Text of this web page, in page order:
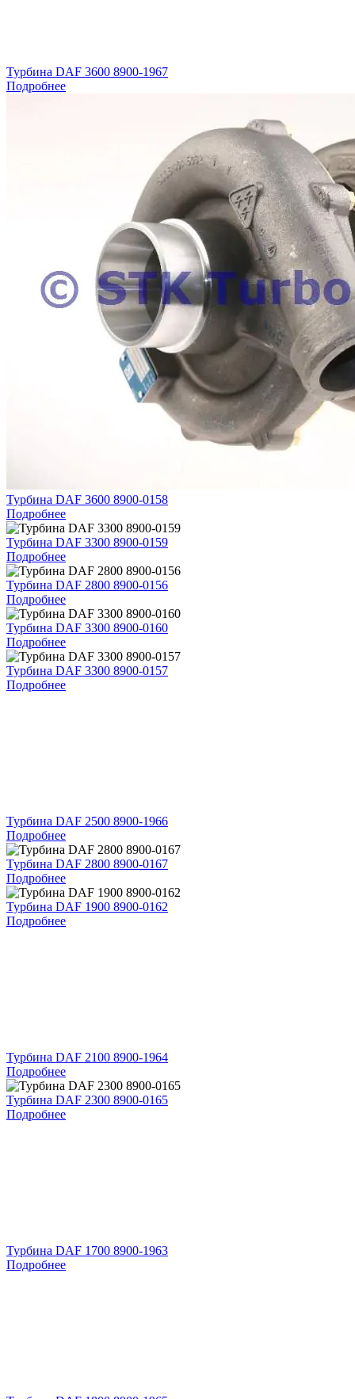
Турбина DAF 3600 8900-1967
Подробнее
Турбина DAF 3600 8900-0158
Подробнее
Турбина DAF 3300 8900-0159
Подробнее
Турбина DAF 2800 8900-0156
Подробнее
Турбина DAF 3300 8900-0160
Подробнее
Турбина DAF 3300 8900-0157
Подробнее
Турбина DAF 2500 8900-1966
Подробнее
Турбина DAF 2800 8900-0167
Подробнее
Турбина DAF 1900 8900-0162
Подробнее
Турбина DAF 2100 8900-1964
Подробнее
Турбина DAF 2300 8900-0165
Подробнее
Турбина DAF 1700 8900-1963
Подробнее